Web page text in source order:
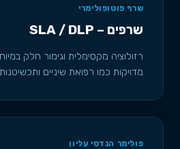
שרף פוטופולימרי
שרפים – SLA / DLP
רזולוציה מקסימלית וגימור חלק
מדויקות כמו רפואת שיניים
פולימר הנדסי עליון